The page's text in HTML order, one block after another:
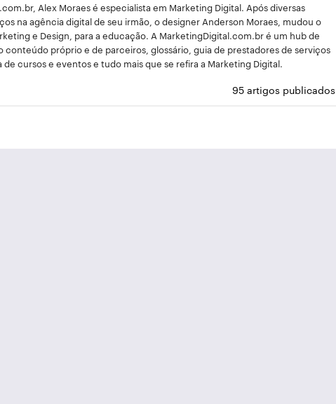
Alex Moraes é especialista em Marketing Digital. Após diversas
na agência digital de seu irmão, o designer Anderson Moraes, mudou o
e Design, para a educação. A MarketingDigital.com.br é um hub de
próprio e de parceiros, glossário, guia de prestadores de serviços
de cursos e eventos e tudo mais que se refira a Marketing Digital.
95 artigos publicados